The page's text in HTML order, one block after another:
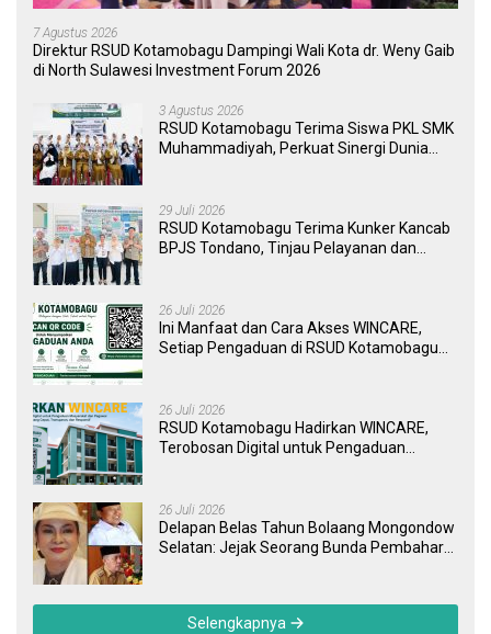
7 Agustus 2026
Direktur RSUD Kotamobagu Dampingi Wali Kota dr. Weny Gaib
di North Sulawesi Investment Forum 2026
3 Agustus 2026
RSUD Kotamobagu Terima Siswa PKL SMK
Muhammadiyah, Perkuat Sinergi Dunia
29 Juli 2026
RSUD Kotamobagu Terima Kunker Kancab
BPJS Tondano, Tinjau Pelayanan dan
26 Juli 2026
Ini Manfaat dan Cara Akses WINCARE,
Setiap Pengaduan di RSUD Kotamobagu
26 Juli 2026
RSUD Kotamobagu Hadirkan WINCARE,
Terobosan Digital untuk Pengaduan
26 Juli 2026
Delapan Belas Tahun Bolaang Mongondow
Selatan: Jejak Seorang Bunda Pembaharu
Selengkapnya